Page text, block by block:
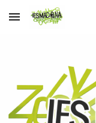
Skip to main content